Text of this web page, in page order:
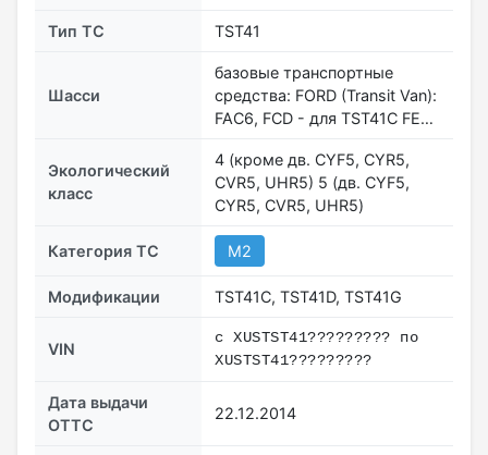
Тип ТС TST41
Шасси
базовые транспортные
средства: FORD (Transit Van):
FAC6, FCD - для ТST41C FE…
Экологический
класс
4 (кроме дв. CYF5, CYR5,
CVR5, UHR5) 5 (дв. CYF5,
CYR5, CVR5, UHR5)
Категория ТС M2
Модификации ТST41C, ТST41D, ТST41G
VIN
с XUSTST41????????? по
XUSTST41?????????
Дата выдачи
ОТТС
22.12.2014